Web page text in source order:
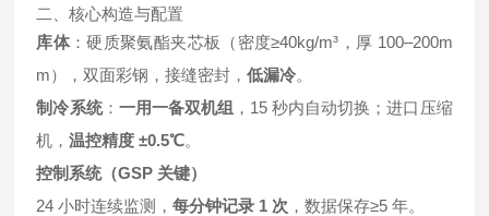
二、核心构造与配置
库体：硬质聚氨酯夹芯板（密度≥40kg/m³，厚 100–200m
m），双面彩钢，接缝密封，低漏冷。
制冷系统： 一用一备双机组 ，15 秒内自动切换；进口压缩
机，温控精度 ±0.5℃。
控制系统（GSP 关键）
24 小时连续监测，每分钟记录 1 次 ，数据保存≥5 年。